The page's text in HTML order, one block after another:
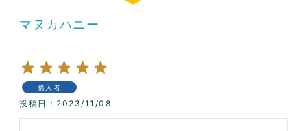
マヌカハニー
購入者
投稿日 2023/11/08